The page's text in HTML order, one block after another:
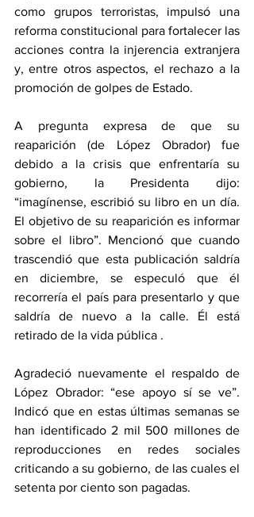
como grupos terroristas, impulsó una
reforma constitucional para fortalecer las
acciones contra la injerencia extranjera
y, entre otros aspectos, el rechazo a la
promoción de golpes de Estado.
A pregunta expresa de que su
reaparición (de López Obrador) fue
debido a la crisis que enfrentaría su
gobierno, la Presidenta dijo:
“imagínense, escribió su libro en un día.
El objetivo de su reaparición es informar
sobre el libro”. Mencionó que cuando
trascendió que esta publicación saldría
en diciembre, se especuló que él
recorrería el país para presentarlo y que
saldría de nuevo a la calle. Él está
retirado de la vida pública .
Agradeció nuevamente el respaldo de
López Obrador: “ese apoyo sí se ve”.
Indicó que en estas últimas semanas se
han identificado 2 mil 500 millones de
reproducciones en redes sociales
criticando a su gobierno, de las cuales el
setenta por ciento son pagadas.